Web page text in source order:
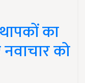
का
को